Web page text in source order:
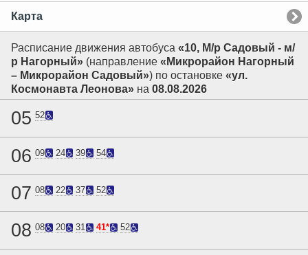
Карта
Расписание движения автобуса «10, М/р Садовый - м/
р Нагорный» (направление «Микрорайон Нагорный
– Микрорайон Садовый») по остановке «ул.
Космонавта Леонова» на 08.08.2026
05 52
06 09 24 39 54
07 08 22 37 52
08 08 20 31 41* 52